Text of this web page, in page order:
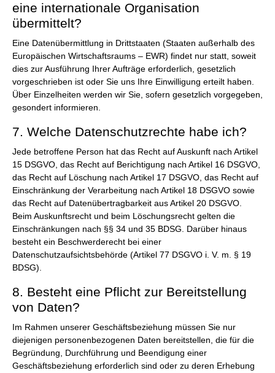
eine internationale Organisation
übermittelt?
Eine Datenübermittlung in Drittstaaten (Staaten außerhalb des
Europäischen Wirtschaftsraums – EWR) findet nur statt, soweit
dies zur Ausführung Ihrer Aufträge erforderlich, gesetzlich
vorgeschrieben ist oder Sie uns Ihre Einwilligung erteilt haben.
Über Einzelheiten werden wir Sie, sofern gesetzlich vorgegeben,
gesondert informieren.
7. Welche Datenschutzrechte habe ich?
Jede betroffene Person hat das Recht auf Auskunft nach Artikel
15 DSGVO, das Recht auf Berichtigung nach Artikel 16 DSGVO,
das Recht auf Löschung nach Artikel 17 DSGVO, das Recht auf
Einschränkung der Verarbeitung nach Artikel 18 DSGVO sowie
das Recht auf Datenübertragbarkeit aus Artikel 20 DSGVO.
Beim Auskunftsrecht und beim Löschungsrecht gelten die
Einschränkungen nach §§ 34 und 35 BDSG. Darüber hinaus
besteht ein Beschwerderecht bei einer
Datenschutzaufsichtsbehörde (Artikel 77 DSGVO i. V. m. § 19
BDSG).
8. Besteht eine Pflicht zur Bereitstellung
von Daten?
Im Rahmen unserer Geschäftsbeziehung müssen Sie nur
diejenigen personenbezogenen Daten bereitstellen, die für die
Begründung, Durchführung und Beendigung einer
Geschäftsbeziehung erforderlich sind oder zu deren Erhebung